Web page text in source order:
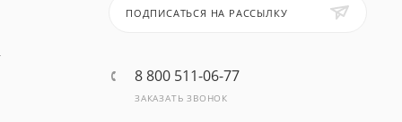
ПОДПИСАТЬСЯ НА РАССЫЛКУ
8 800 511-06-77
ЗАКАЗАТЬ ЗВОНОК